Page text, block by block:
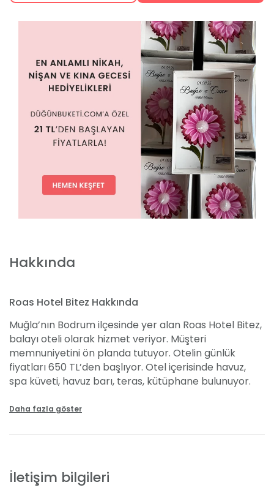
Hakkında
Roas Hotel Bitez Hakkında
Muğla’nın Bodrum ilçesinde yer alan Roas Hotel Bitez,
balayı oteli olarak hizmet veriyor. Müşteri
memnuniyetini ön planda tutuyor. Otelin günlük
fiyatları 650 TL’den başlıyor. Otel içerisinde havuz,
spa küveti, havuz barı, teras, kütüphane bulunuyor.
odalarında buzdolabı, klima, ayna, oda kasası, saç
cevap verebilmek için 24 saat resepsiyon hizmeti,
Daha fazla göster
İletişim bilgileri